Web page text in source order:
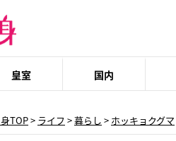
皇室 国内
TOP> ライフ >暮らし > ホッキョクグマ